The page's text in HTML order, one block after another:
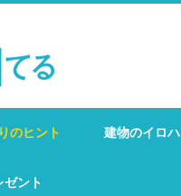
のヒント 建物のイロハ
ゼント